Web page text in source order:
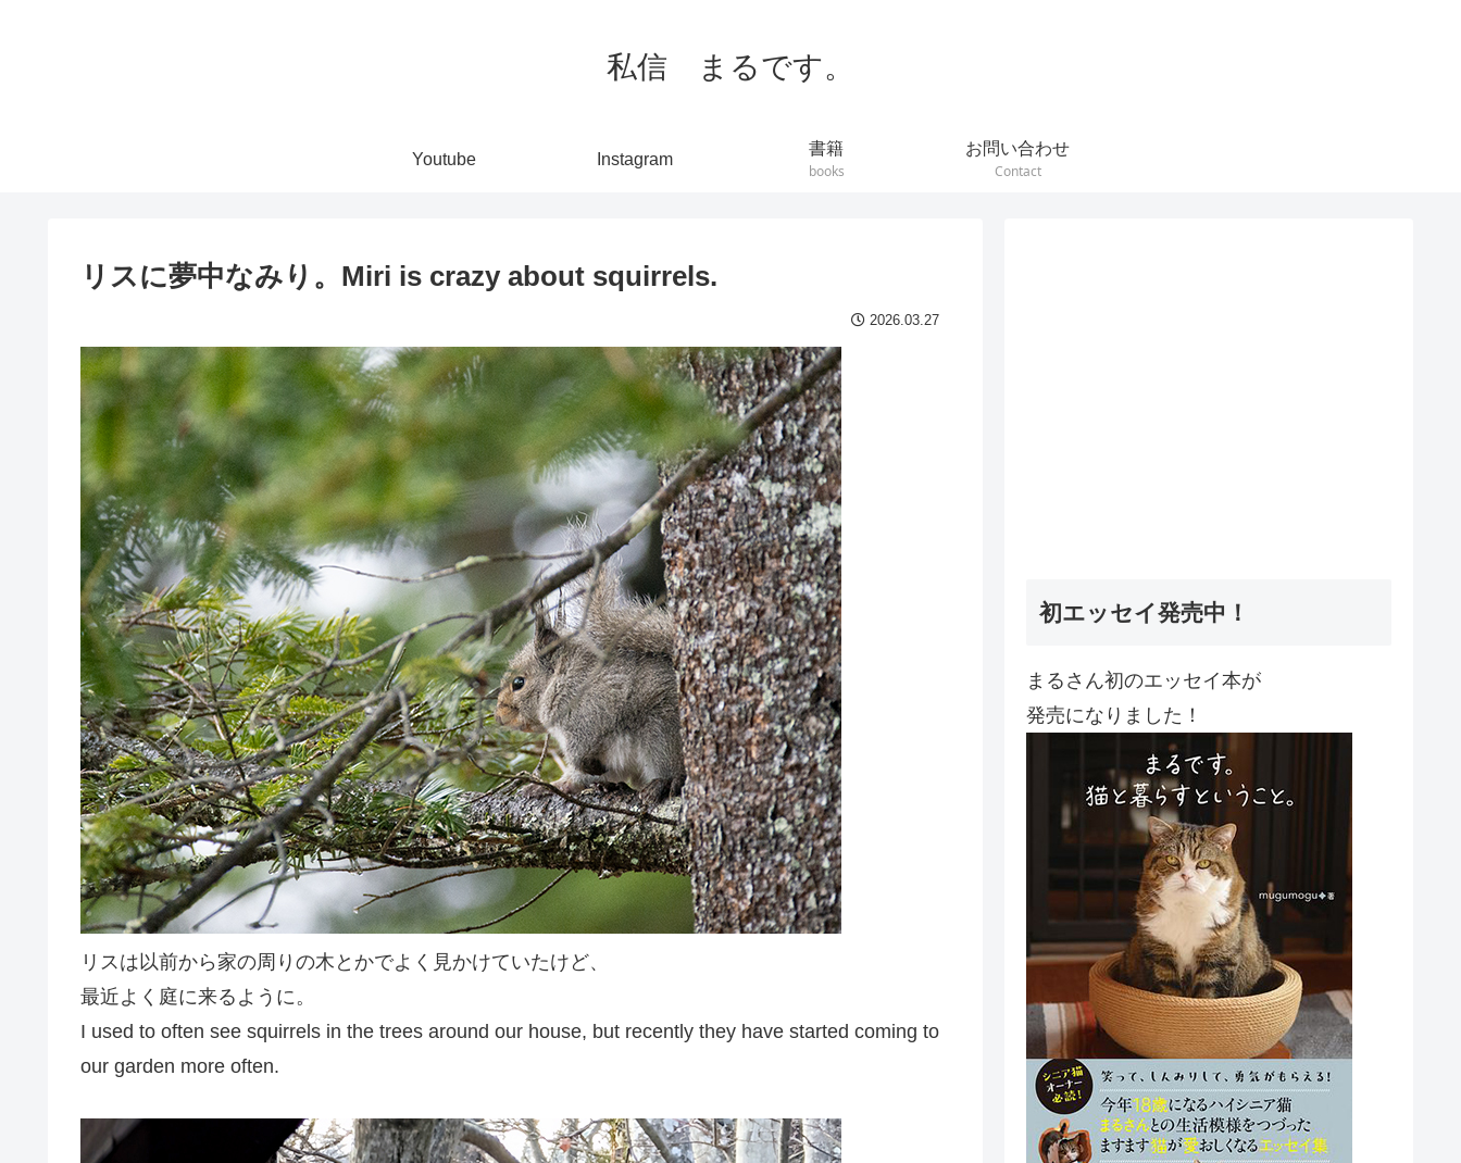
私信 まるです。
Youtube Instagram
書籍
books
お問い合わせ
Contact
リスに夢中なみり。Miri is crazy about squirrels.
2026.03.27
リスは以前から家の周りの木とかでよく見かけていたけど、
最近よく庭に来るように。
I used to often see squirrels in the trees around our house, but recently they have started coming to
our garden more often.
初エッセイ発売中！
まるさん初のエッセイ本が
発売になりました！